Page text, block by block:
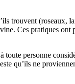
trouvent (roseaux,
Ces pratiques
toute personne
qu’ils ne